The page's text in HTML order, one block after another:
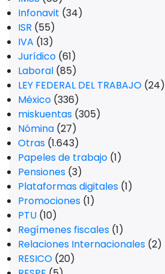
Infonavit (34)
ISR (55)
IVA (13)
Jurídico (61)
Laboral (85)
LEY FEDERAL DEL TRABAJO (24)
México (336)
miskuentas (305)
Nómina (27)
Otras (1.643)
Papeles de trabajo (1)
Pensiones (3)
Plataformas digitales (1)
Promociones (1)
PTU (10)
Regímenes fiscales (1)
Relaciones Internacionales (2)
RESICO (20)